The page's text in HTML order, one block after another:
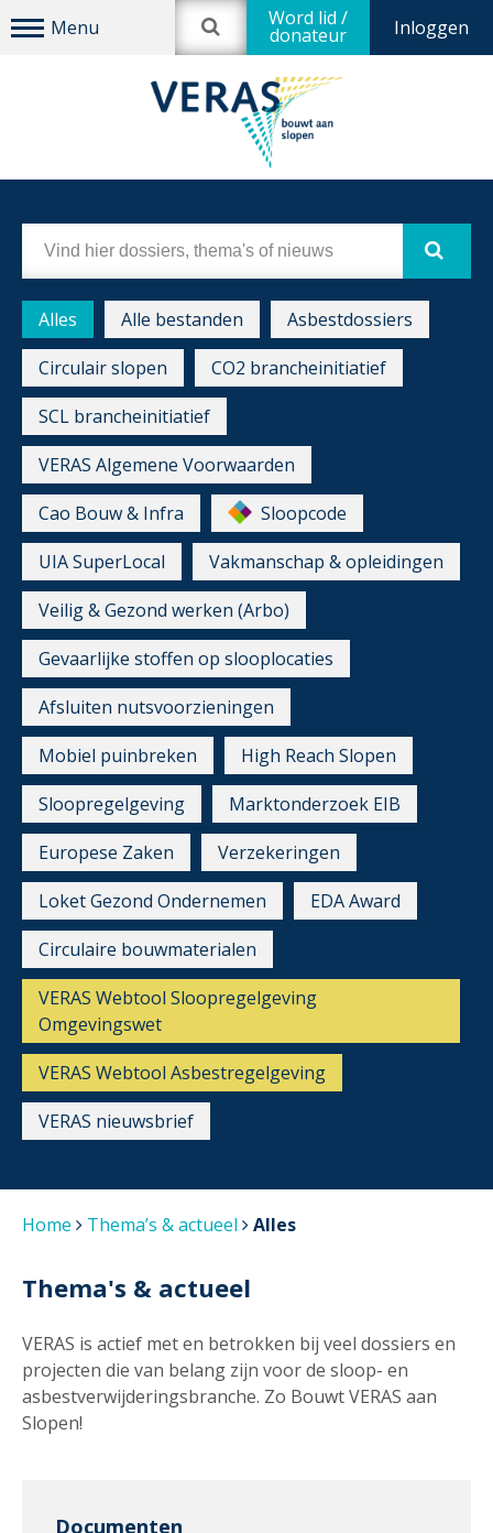
Inloggen
Word lid /
donateur
Alles Alle bestanden
Asbestdossiers
Circulair slopen
CO2 brancheinitiatief
SCL brancheinitiatief
VERAS Algemene Voorwaarden
Cao Bouw & Infra
Sloopcode
UIA SuperLocal
Vakmanschap & opleidingen
Veilig & Gezond werken (Arbo)
Gevaarlijke stoffen op slooplocaties
Afsluiten nutsvoorzieningen
Mobiel puinbreken
High Reach Slopen
Sloopregelgeving
Marktonderzoek EIB
Europese Zaken
Verzekeringen
Loket Gezond Ondernemen
EDA Award
Circulaire bouwmaterialen
VERAS Webtool Sloopregelgeving
Omgevingswet
VERAS Webtool Asbestregelgeving
VERAS nieuwsbrief
Home Thema’s & actueel Alles
Thema's & actueel
VERAS is actief met en betrokken bij veel dossiers en
projecten die van belang zijn voor de sloop- en
asbestverwijderingsbranche. Zo Bouwt VERAS aan
Slopen!
Documenten